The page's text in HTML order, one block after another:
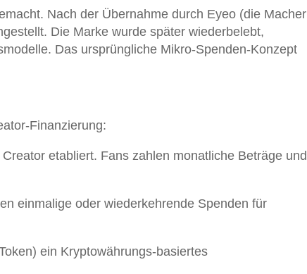
Nach der Übernahme durch Eyeo (die Macher
Die Marke wurde später wiederbelebt,
Das ursprüngliche Mikro-Spenden-Konzept
Finanzierung:
etabliert. Fans zahlen monatliche Beträge und
einmalige oder wiederkehrende Spenden für
ein Kryptowährungs-basiertes